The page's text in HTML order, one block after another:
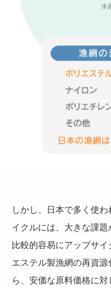
しかし、日本で多く使
イクルには、大きな課題
比較的容易にアップサ
エステル製漁網の再資
ら、安価な原料価格に